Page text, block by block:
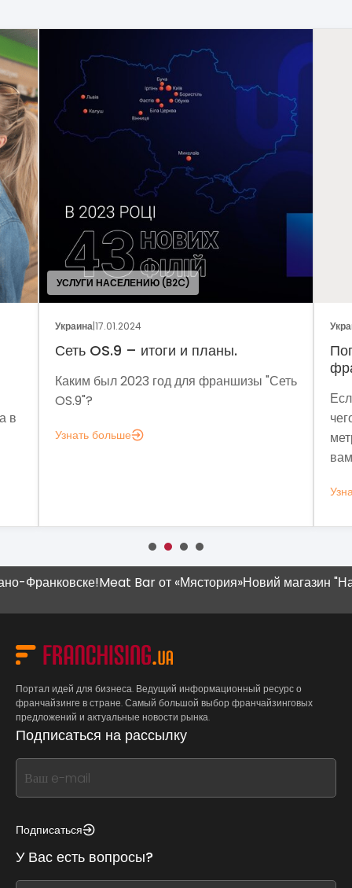
"Сеть
Украина
Поговорим о динамике рынка
Если задумались над вопросом «А для
метрик, которые помогут понять, зачем
Meat Bar от «Мястория»Новий магазин "Наш
Портал идей для бизнеса. Ведущий информационный ресурс о
франчайзинге в стране. Самый большой выбор франчайзинговых
предложений и актуальные новости рынка.
Подписаться на рассылку
If
you
this,
this
Подписаться
У Вас есть вопросы?